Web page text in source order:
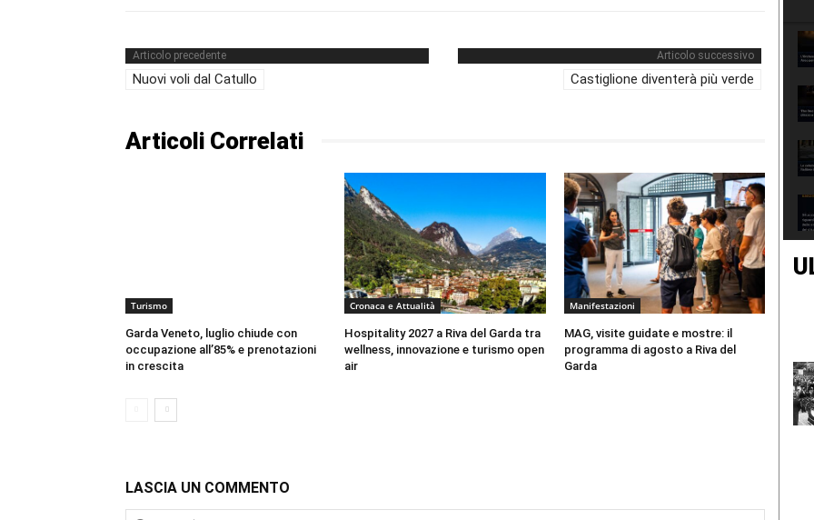
Articolo precedente
Nuovi voli dal Catullo
Articolo successivo
Castiglione diventerà più verde
Articoli Correlati
Turismo
Garda Veneto, luglio chiude con
occupazione all’85% e prenotazioni
in crescita
Cronaca e Attualità
Hospitality 2027 a Riva del Garda tra
wellness, innovazione e turismo open
air
Manifestazioni
MAG, visite guidate e mostre: il
programma di agosto a Riva del
Garda
LASCIA UN COMMENTO